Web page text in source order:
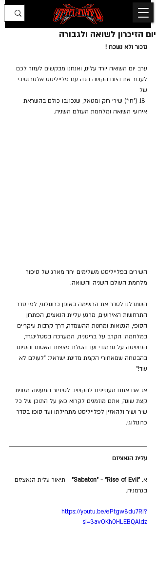
יום הזיכרון לשואה ולגבורה
נזכור ולא נשכח !
ערב יום השואה יורד עלינו, ואנחנו מבקשים לעזור לכם
לעבור את היום הקשה הזה עם פלייליסט אלטרנטיבי
של
18 ("חי") שירי רוק ומטאל, שנכתבו כולם בהשראת
אירועי השואה ומלחמת העולם השניה.
השירים בפלייליסט משלימים יחד מארג של סיפור
מלחמת העולם השניה והשואה.
השתדלנו לסדר את הרשימה באופן כרונולוגי, לפי סדר
התרחשות האירועים, מרגע עליית הנאצים, הפתרון
הסופי, הגטאות ומחנות ההשמדה, דרך קרבות עיקריים
במלחמה: הקרב על בריטניה, המערכה בסטלינגרד,
הפשיטה על נורמנדי ועד הטלת פצצות האטום והסיום
בהבטחה שמאחורי הקמת מדינת ישראל: "לעולם לא
עוד!"
אז אם אתם מעוניינים להקשיב לסיפור המעשה מזווית
קצת שונה, אתם מוזמנים לקרוא כאן על התוכן של כל
שיר ושיר ולהאזין לפלייליסט מתחילתו ועד סופו בסדר
כרונולוגי.
עלית הנאציזם
א. "Sabaton" - "Rise of Evil"
- תיאור עלית הנאציזם
בגרמניה.
https://youtu.be/ePtgw8du7RI?
si=3avOKh0HLEBQAldz